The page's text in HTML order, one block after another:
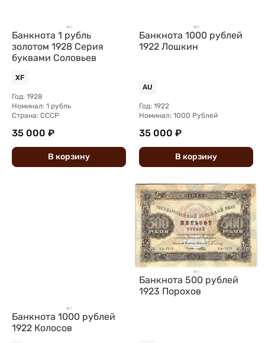
Банкнота 1 рубль
золотом 1928 Серия
буквами Соловьев
XF
Год: 1928
Номинал: 1 рубль
Страна: СССР
35 000 ₽
В корзину
Банкнота 1000 рублей
1922 Лошкин
AU
Год: 1922
Номинал: 1000 Рублей
35 000 ₽
В корзину
Банкнота 1000 рублей
1922 Колосов
Банкнота 500 рублей
1923 Порохов